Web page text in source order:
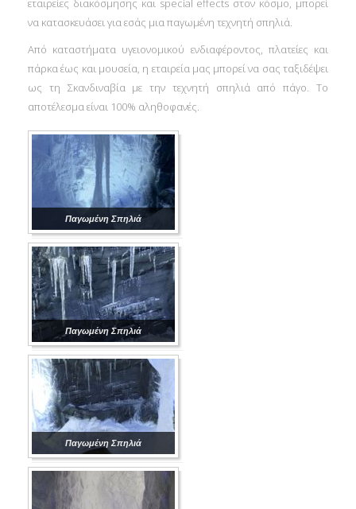
εταιρείες διακόσμησης και special effects στον κόσμο, μπορεί
να κατασκευάσει για εσάς μια παγωμένη τεχνητή σπηλιά.
Από καταστήματα υγειονομικού ενδιαφέροντος, πλατείες και
πάρκα έως και μουσεία, η εταιρεία μας μπορεί να σας ταξιδέψει
ως τη Σκανδιναβία με την τεχνητή σπηλιά από πάγο. Το
αποτέλεσμα είναι 100% αληθοφανές.
Παγωμένη Σπηλιά
Παγωμένη Σπηλιά
Παγωμένη Σπηλιά